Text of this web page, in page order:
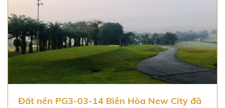
Đất nền PG3-03-14 Biên Hòa New City đã